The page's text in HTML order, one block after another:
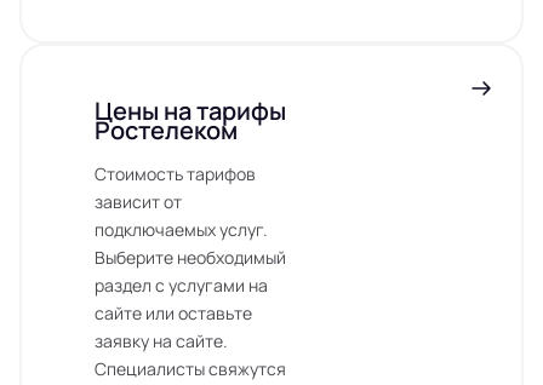
Цены на тарифы
Ростелеком
Стоимость тарифов
зависит от
подключаемых услуг.
Выберите необходимый
раздел с услугами на
сайте или оставьте
заявку на сайте.
Специалисты свяжутся